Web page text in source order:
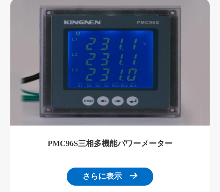
PMC96S三相多機能パワーメーター
さらに表示 